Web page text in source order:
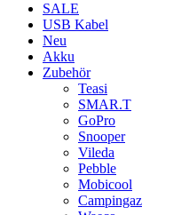
SALE
USB Kabel
Neu
Akku
Zubehör
Teasi
SMAR.T
GoPro
Snooper
Vileda
Pebble
Mobicool
Campingaz